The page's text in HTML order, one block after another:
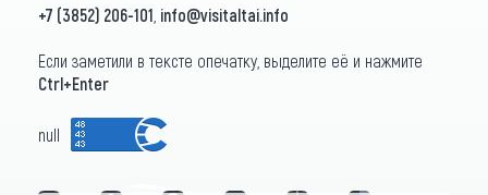
+7 (3852) 206-101 info@visitaltai.info
Если заметили в тексте опечатку, выделите её и нажмите
Ctrl+Enter
null